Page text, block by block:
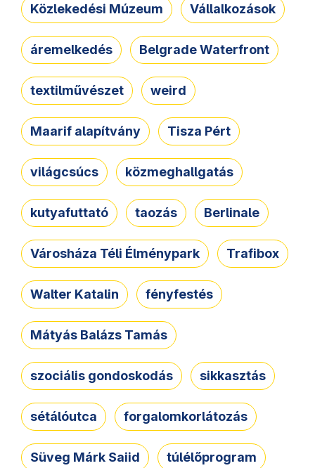
Közlekedési Múzeum Vállalkozások
áremelkedés Belgrade Waterfront
textilművészet weird
Maarif alapítvány Tisza Pért
világcsúcs közmeghallgatás
kutyafuttató taozás Berlinale
Városháza Téli Élménypark Trafibox
Walter Katalin fényfestés
Mátyás Balázs Tamás
szociális gondoskodás sikkasztás
sétálóutca forgalomkorlátozás
Süveg Márk Saiid túlélőprogram